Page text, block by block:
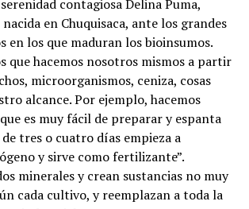
contagiosa Delina Puma,
en Chuquisaca, ante los grandes
en los que maduran los bioinsumos.
que hacemos nosotros mismos a partir
microorganismos, ceniza, cosas
alcance. Por ejemplo, hacemos
es muy fácil de preparar y espanta
de tres o cuatro días empieza a
y sirve como fertilizante”.
minerales y crean sustancias no muy
cada cultivo, y reemplazan a toda la